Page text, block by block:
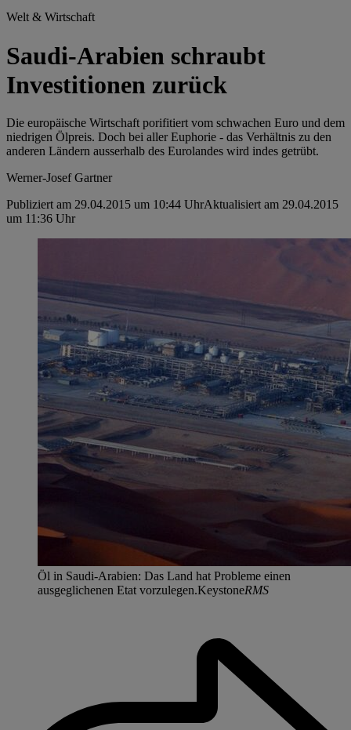
Welt & Wirtschaft
Saudi-Arabien schraubt
Investitionen zurück
Die europäische Wirtschaft porifitiert vom schwachen Euro und dem
niedrigen Ölpreis. Doch bei aller Euphorie - das Verhältnis zu den
anderen Ländern ausserhalb des Eurolandes wird indes getrübt.
Werner-Josef Gartner
Publiziert am 29.04.2015 um 10:44 UhrAktualisiert am 29.04.2015
um 11:36 Uhr
Öl in Saudi-Arabien: Das Land hat Probleme einen
ausgeglichenen Etat vorzulegen.KeystoneRMS